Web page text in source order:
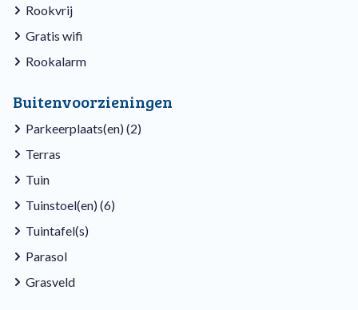
Rookvrij
Gratis wifi
Rookalarm
Buitenvoorzieningen
Parkeerplaats(en) (2)
Terras
Tuin
Tuinstoel(en) (6)
Tuintafel(s)
Parasol
Grasveld